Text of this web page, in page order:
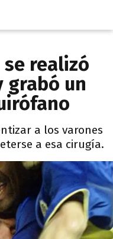
se realizó
grabó un
a los varones
a esa cirugía.